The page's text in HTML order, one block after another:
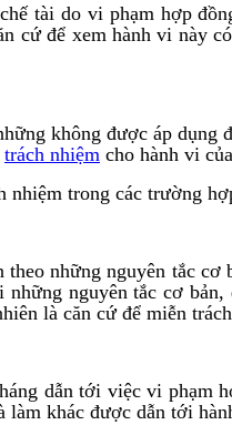
tài do vi phạm hợp
để xem hành vi này
không được áp
trách nhiệm cho hành vi
trong các trường
những nguyên tắc
nguyên tắc cơ
là căn cứ để miễn
dẫn tới việc vi phạm
làm khác được dẫn tới